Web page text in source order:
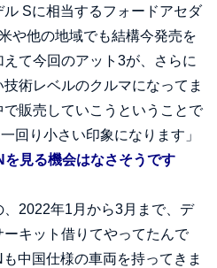
Sに相当するフォードアセダ
や他の地域でも結構今発売を
て今回のアット3が、さらに
術レベルのクルマになってま
販売していこうということで
回り小さい印象になります」
見る機会はなさそうです
、2022年1月から3月まで、デ
キット借りてやってたんで
中国仕様の車両を持ってきま